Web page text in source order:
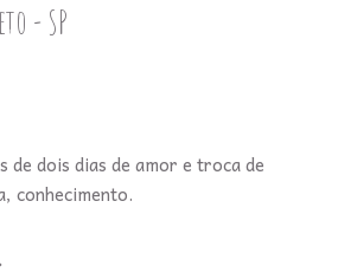
- SP
de dois dias de amor e troca de
conhecimento.